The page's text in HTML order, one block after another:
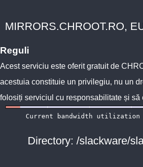
MIRRORS.CHROOT.RO,
Reguli
Acest serviciu este oferit gratuit de
acestuia constituie un privilegiu, nu un
folosiți serviciul cu responsabilitate și să
Directory: /slackware/